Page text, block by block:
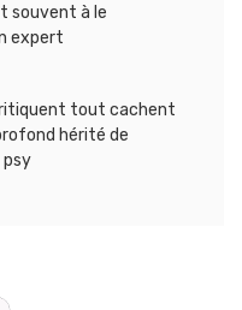
souvent à le
expert
tout cachent
hérité de
psy